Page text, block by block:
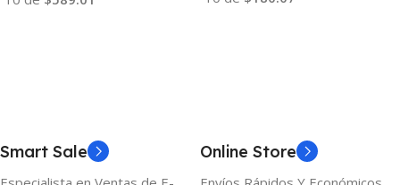
Smart Sale Online Store